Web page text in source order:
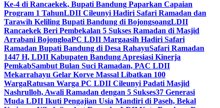
Ke-4 di Rancaekek, Bupati Bandung Paparkan Capaian
Program 1 TahunLDII Cileunyi Hadiri Safari Ramadan dan
Tarawih Keliling Bupati Bandung di BojongsoangLDII
Rancaekek Beri Pembekalan 5 Sukses Ramadan di Masjid
Arrabani BojongloaPC LDII Margaasih Hadiri Safari
Ramadan Bupati Bandung di Desa RahayuSafari Ramadan
1447 H, LDII Kabupaten Bandung Apresiasi Kinerja
PemkabSambut Bulan Suci Ramadan, PAC LDII
Mekarrahayu Gelar Korve Massal Libatkan 100
WargaRatusan Warga PC LDII Cileunyi Padati Masjid
Nashrulloh, Awali Ramadan dengan 5 Sukses37 Generasi
Muda LDII Ikuti Pengajian Usia Mandiri di Paseh, Bekal